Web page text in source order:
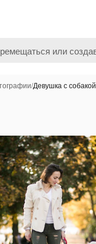
/Девушка с собакой